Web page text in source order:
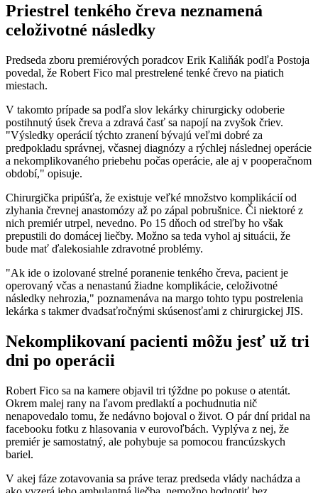
Priestrel tenkého čreva neznamená
celoživotné následky
Predseda zboru premiérových poradcov Erik Kaliňák podľa Postoja
povedal, že Robert Fico mal prestrelené tenké črevo na piatich
miestach.
V takomto prípade sa podľa slov lekárky chirurgicky odoberie
postihnutý úsek čreva a zdravá časť sa napojí na zvyšok čriev.
"Výsledky operácií týchto zranení bývajú veľmi dobré za
predpokladu správnej, včasnej diagnózy a rýchlej následnej operácie
a nekomplikovaného priebehu počas operácie, ale aj v pooperačnom
období," opisuje.
Chirurgička pripúšťa, že existuje veľké množstvo komplikácií od
zlyhania črevnej anastomózy až po zápal pobrušnice. Či niektoré z
nich premiér utrpel, nevedno. Po 15 dňoch od streľby ho však
prepustili do domácej liečby. Možno sa teda vyhol aj situácii, že
bude mať ďalekosiahle zdravotné problémy.
"Ak ide o izolované strelné poranenie tenkého čreva, pacient je
operovaný včas a nenastanú žiadne komplikácie, celoživotné
následky nehrozia," poznamenáva na margo tohto typu postrelenia
lekárka s takmer dvadsaťročnými skúsenosťami z chirurgickej JIS.
Nekomplikovaní pacienti môžu jesť už tri
dni po operácii
Robert Fico sa na kamere objavil tri týždne po pokuse o atentát.
Okrem malej rany na ľavom predlaktí a pochudnutia nič
nenapovedalo tomu, že nedávno bojoval o život. O pár dní pridal na
facebooku fotku z hlasovania v eurovoľbách. Vyplýva z nej, že
premiér je samostatný, ale pohybuje sa pomocou francúzskych
bariel.
V akej fáze zotavovania sa práve teraz predseda vlády nachádza a